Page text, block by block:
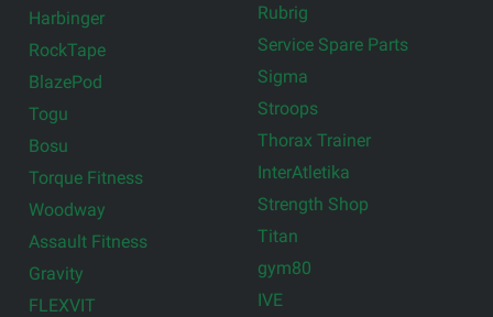
Harbinger
RockTape
BlazePod
Togu
Bosu
Torque Fitness
Woodway
Assault Fitness
Gravity
FLEXVIT
Rubrig
Service Spare Parts
Sigma
Stroops
Thorax Trainer
InterAtletika
Strength Shop
Titan
gym80
IVE